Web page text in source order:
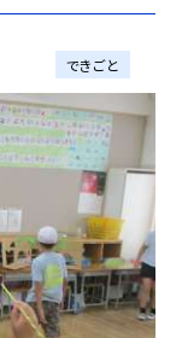
できごと